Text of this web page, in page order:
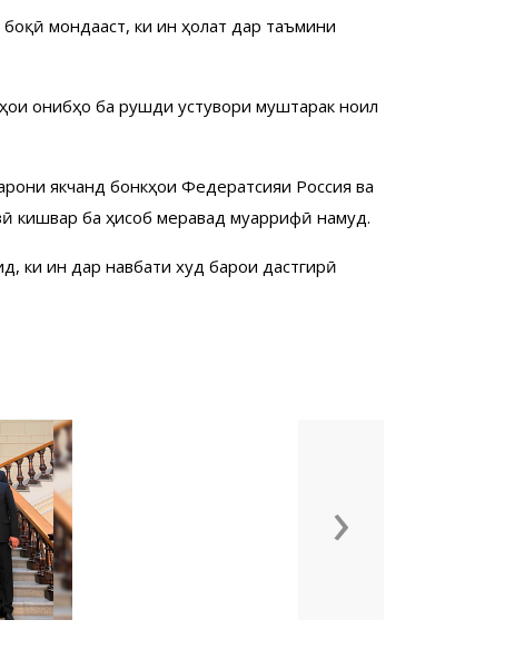
мондааст, ки ин ҳолат дар таъмини
ҷонибҳо ба рушди устувори муштарак ноил
якчанд бонкҳои Федератсияи Россия ва
кишвар ба ҳисоб меравад муаррифӣ намуд.
ки ин дар навбати худ барои дастгирӣ
›